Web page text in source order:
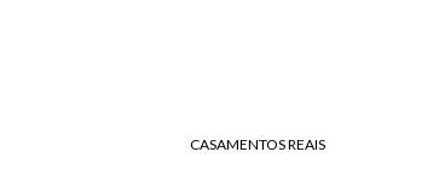
CASAMENTOS REAIS